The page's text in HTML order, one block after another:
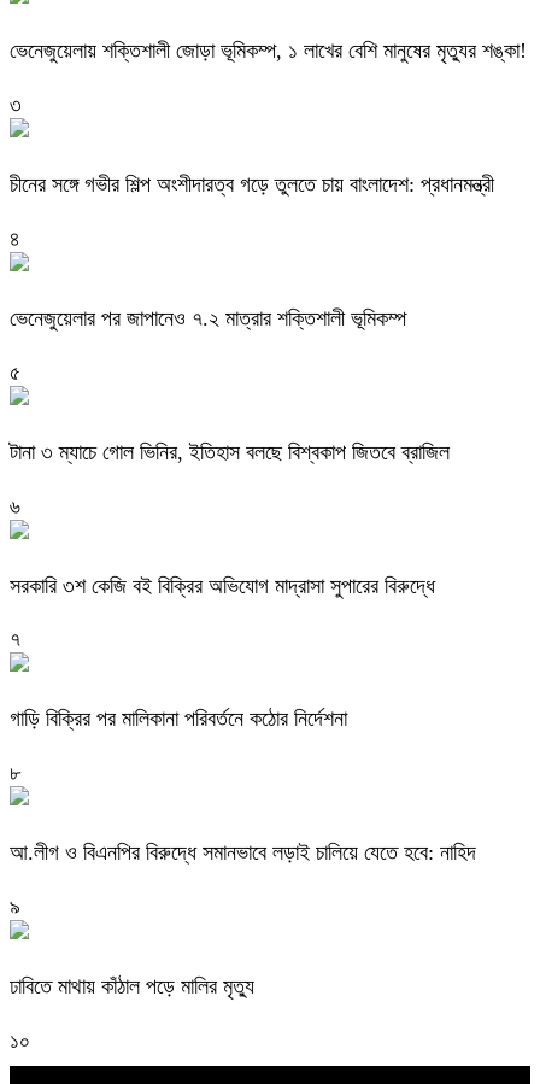
ভেনেজুয়েলায় শক্তিশালী জোড়া ভূমিকম্প, ১ লাখের বেশি মানুষের মৃত্যুর শঙ্কা!
৩
চীনের সঙ্গে গভীর শিল্প অংশীদারত্ব গড়ে তুলতে চায় বাংলাদেশ: প্রধানমন্ত্রী
৪
ভেনেজুয়েলার পর জাপানেও ৭.২ মাত্রার শক্তিশালী ভূমিকম্প
৫
টানা ৩ ম্যাচে গোল ভিনির, ইতিহাস বলছে বিশ্বকাপ জিতবে ব্রাজিল
৬
সরকারি ৩শ কেজি বই বিক্রির অভিযোগ মাদ্রাসা সুপারের বিরুদ্ধে
৭
গাড়ি বিক্রির পর মালিকানা পরিবর্তনে কঠোর নির্দেশনা
৮
আ.লীগ ও বিএনপির বিরুদ্ধে সমানভাবে লড়াই চালিয়ে যেতে হবে: নাহিদ
৯
ঢাবিতে মাথায় কাঁঠাল পড়ে মালির মৃত্যু
১০